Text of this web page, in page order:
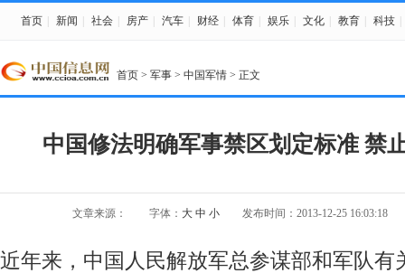
首页 新闻 社会 房产 汽车 财经 体育 娱乐 文化 教育 科技
首页 > 军事 > 中国军情 > 正文
中国修法明确军事禁区划定标准 禁
文章来源： 字体： 大 中 小 发布时间：2013-12-25 16:03:18
近年来，中国人民解放军总参谋部和军队有